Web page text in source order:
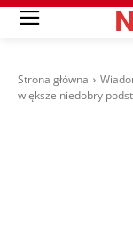
Strona główna
większe niedobry